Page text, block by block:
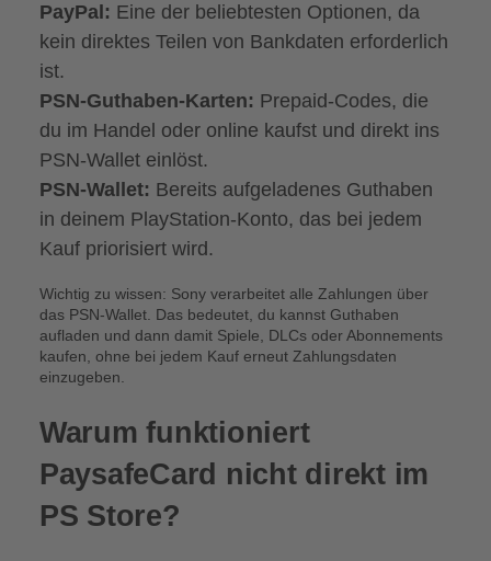
PayPal: Eine der beliebtesten Optionen, da
kein direktes Teilen von Bankdaten erforderlich
ist.
PSN-Guthaben-Karten: Prepaid-Codes, die
du im Handel oder online kaufst und direkt ins
PSN-Wallet einlöst.
PSN-Wallet: Bereits aufgeladenes Guthaben
in deinem PlayStation-Konto, das bei jedem
Kauf priorisiert wird.
Wichtig zu wissen: Sony verarbeitet alle Zahlungen über
das PSN-Wallet. Das bedeutet, du kannst Guthaben
aufladen und dann damit Spiele, DLCs oder Abonnements
kaufen, ohne bei jedem Kauf erneut Zahlungsdaten
einzugeben.
Warum funktioniert
PaysafeCard nicht direkt im
PS Store?